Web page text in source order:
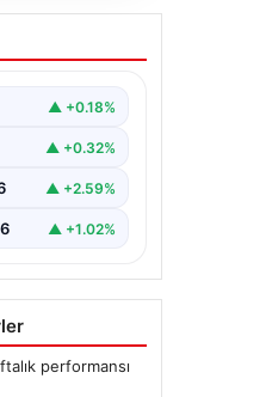
tuttu
▲ +0.18%
▲ +0.32%
▲ +2.59%
▲ +1.02%
performansı